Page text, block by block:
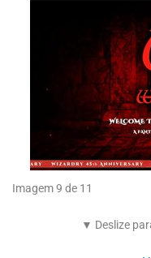
Imagem 9 de 11
▼ Deslize